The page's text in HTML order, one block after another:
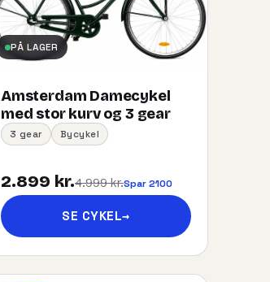
PÅ LAGER
Amsterdam Damecykel
med stor kurv og 3 gear
3 gear Bycykel
2.899 kr.4.999 kr.Spar 2100
SE CYKEL→